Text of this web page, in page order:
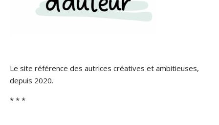
Le site référence des autrices créatives et ambitieuses,
depuis 2020.
* * *